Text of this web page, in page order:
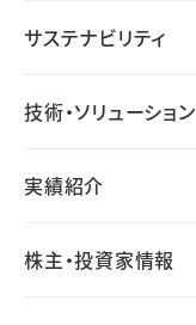
サステナビリティ
技術・ソリューション
実績紹介
株主・投資家情報